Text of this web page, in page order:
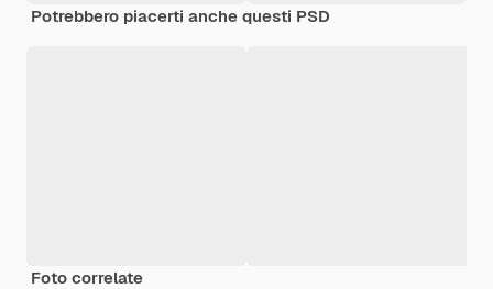
Potrebbero piacerti anche questi PSD
Foto correlate